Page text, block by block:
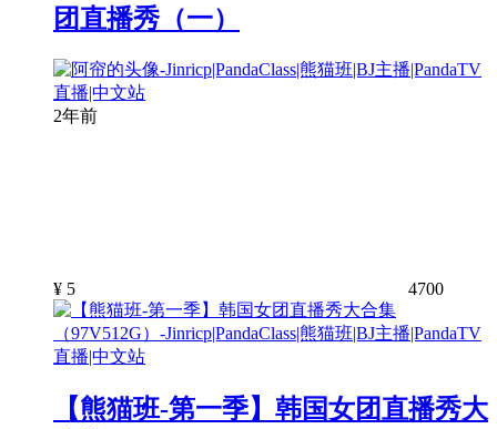
团直播秀（一）
2年前
¥ 5 4700
【熊猫班-第一季】韩国女团直播秀大